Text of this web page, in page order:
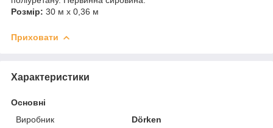
Розмір: 30 м х 0,36 м
Приховати
Характеристики
Основні
Виробник
Dörken